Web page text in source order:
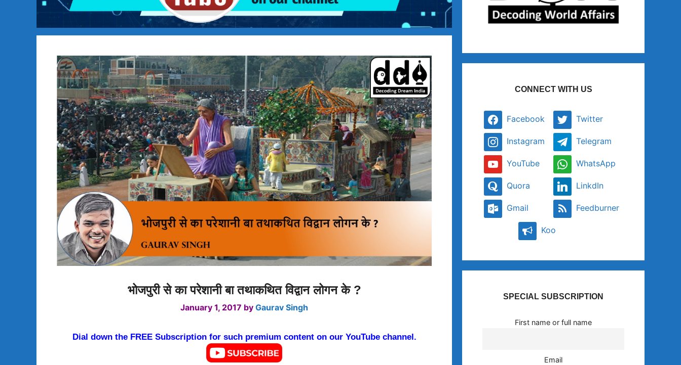
भोजपुरी से का परेशानी बा तथाकथित विद्वान लोगन के ?
January 1, 2017 by Gaurav Singh
Dial down the FREE Subscription for such premium content on our YouTube channel.
CONNECT WITH US
Facebook Twitter
Instagram Telegram
YouTube WhatsApp
Quora LinkdIn
Gmail Feedburner
Koo
SPECIAL SUBSCRIPTION
First name or full name
Email